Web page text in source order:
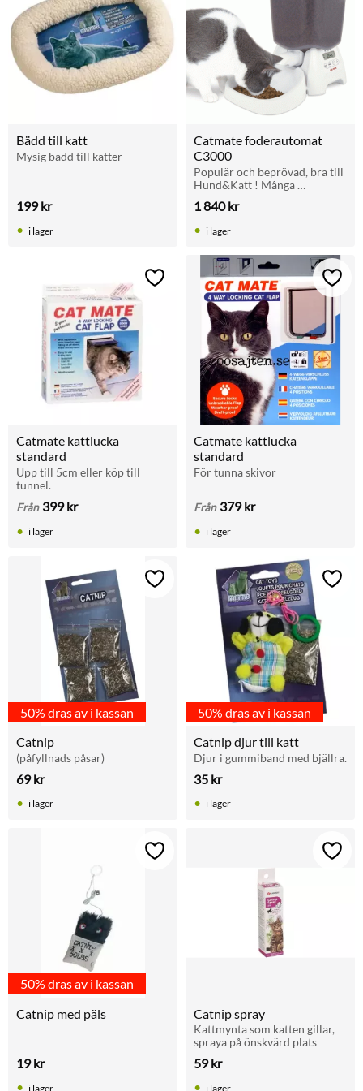
Bädd till katt
Mysig bädd till katter
199kr
i lager
Catmate foderautomat
C3000
Populär och beprövad, bra till
Hund&Katt ! Många
1 840kr
i lager
Catmate kattlucka
standard
Upp till 5cm eller köp till
tunnel.
Från 399kr
Lägg till i favoriter
i lager
Catmate kattlucka
standard
För tunna skivor
Från 379kr
Lägg
i lager
50% dras av i kassan
Catnip
(påfyllnads påsar)
69kr
Lägg till i favoriter
i lager
50% dras av i kassan
Catnip djur till katt
Djur i gummiband med bjällra.
35 kr
Lägg
i lager
50% dras av i kassan
Catnip med päls
19kr
Lägg till i favoriter
i lager
Catnip spray
Kattmynta som katten gillar,
spraya på önskvärd plats
59kr
Lägg
i lager